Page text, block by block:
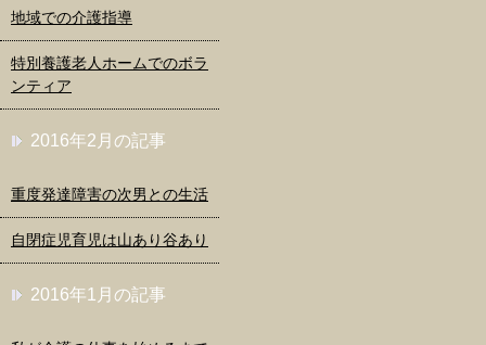
地域での介護指導
特別養護老人ホームでのボラ
ンティア
2016年2月の記事
重度発達障害の次男との生活
自閉症児育児は山あり谷あり
2016年1月の記事